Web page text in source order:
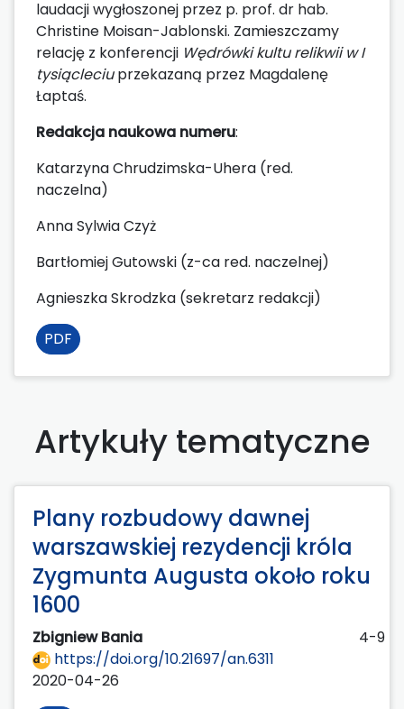
laudacji wygłoszonej przez p. prof. dr hab.
Christine Moisan-Jablonski. Zamieszczamy
relację z konferencji Wędrówki kultu relikwii w I
tysiącleciuprzekazaną przez Magdalenę
Łaptaś.
Redakcja naukowa numeru:
Katarzyna Chrudzimska-Uhera (red.
naczelna)
Anna Sylwia Czyż
Bartłomiej Gutowski (z-ca red. naczelnej)
Agnieszka Skrodzka (sekretarz redakcji)
PDF
Artykuły tematyczne
Plany rozbudowy dawnej
warszawskiej rezydencji króla
Zygmunta Augusta około roku
1600
Zbigniew Bania
4-9
https://doi.org/10.21697/an.6311
2020-04-26